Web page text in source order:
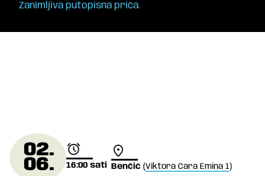
Zanimljiva putopisna priča.
02.
06. 16:00 sati Benčić (Viktora Cara Emina 1)